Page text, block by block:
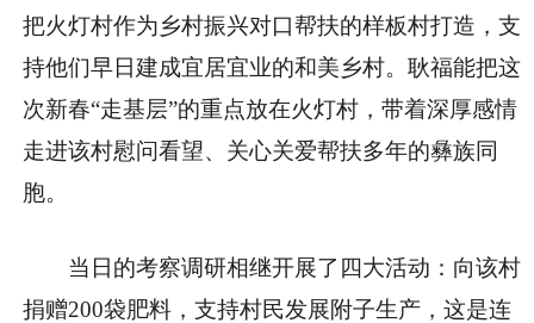
把火灯村作为乡村振兴对口帮扶的样板村打造，支
持他们早日建成宜居宜业的和美乡村。耿福能把这
次新春“走基层”的重点放在火灯村，带着深厚感情
走进该村慰问看望、关心关爱帮扶多年的彝族同
胞。
当日的考察调研相继开展了四大活动：向该村
捐赠200袋肥料，支持村民发展附子生产，这是连